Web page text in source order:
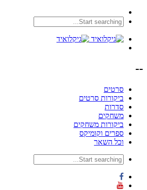
--
סרטים
ביקורות סרטים
סדרות
משחקים
ביקורות משחקים
ספרים וקומיקס
וכל השאר